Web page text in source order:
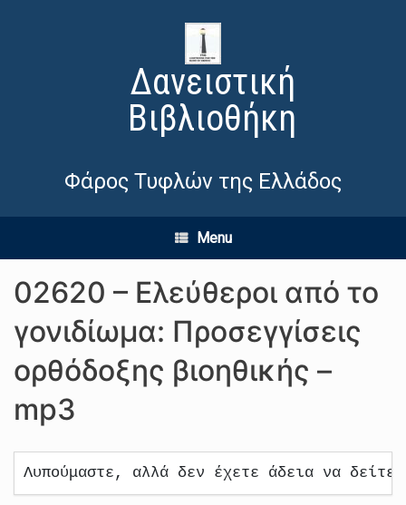
Δανειστική
Βιβλιοθήκη
Φάρος Τυφλών της Ελλάδος
Menu
02620 – Ελεύθεροι από το
γονιδίωμα: Προσεγγίσεις
ορθόδοξης βιοηθικής –
mp3
Λυπούμαστε, αλλά δεν έχετε άδεια να δείτε